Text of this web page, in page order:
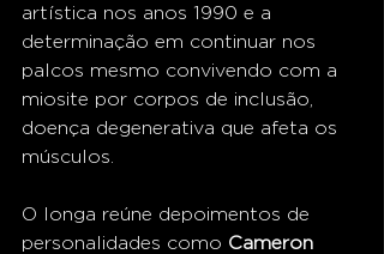
artística nos anos 1990 e a
determinação em continuar nos
palcos mesmo convivendo com a
miosite por corpos de inclusão,
doença degenerativa que afeta os
músculos.
O longa reúne depoimentos de
personalidades como Cameron